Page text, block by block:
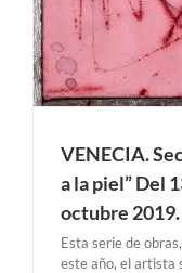
VENECIA.
a la piel” Del
octubre
Esta serie de
este año, el artista